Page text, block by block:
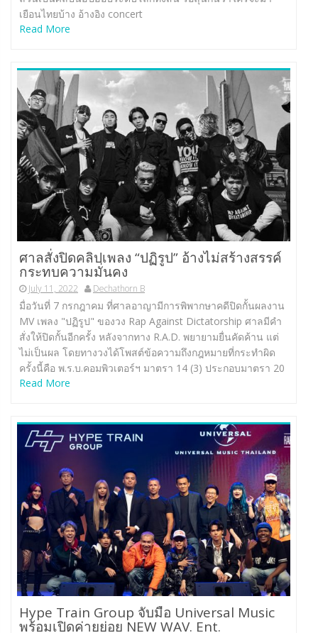
เยือนไทยบ้าง อ้างอิง concert
Read More
ศาลสั่งปิดคลิปเพลง “ปฏิรูป” อ้างไม่สร้างสรรค์
กระทบความมั่นคง
July 11, 2022 Dechathorn B
มื่อวันที่ 7 กรกฎาคม ที่ศาลอาญามีการพิพากษาคดีปิดกั้นผลงาน
MV เพลง "ปฏิรูป" ของวง Rap Against Dictatorship ศาลมีคำ
สั่งให้ปิดกั้นอีกครั้ง หลังจากทาง R.A.D. พยายามยื่นคัดค้าน แต่
ไม่เป็นผล โดยทางวงได้โพสต์ข้อความถึงกฎหมายที่กระทำผิด
ครั้งนี้คือ พ.ร.บ.คอมพิวเตอร์ฯ มาตรา 14 (3) ประกอบมาตรา 20
Read More
Hype Train Group จับมือ Universal Music
พร้อมเปิดค่ายย่อย NEW WAV. Ent.